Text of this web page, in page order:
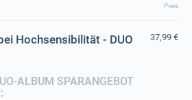
Preis
Hochsensibilität - DUO
ALBUM SPARANGEBOT
37,99 €